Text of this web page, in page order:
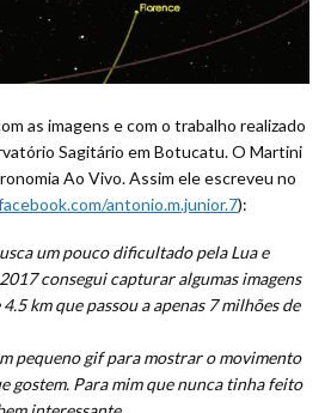
as imagens e com o trabalho realizado
Sagitário em Botucatu. O Martini
Ao Vivo. Assim ele escreveu no
antonio.m.junior.7):
um pouco dificultado pela Lua e
consegui capturar algumas imagens
km que passou a apenas 7 milhões de
pequeno gif para mostrar o movimento
gostem. Para mim que nunca tinha feito